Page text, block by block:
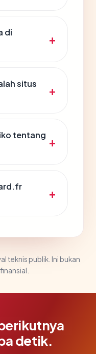
di
situs
tentang
teknis publik. Ini bukan
detik.